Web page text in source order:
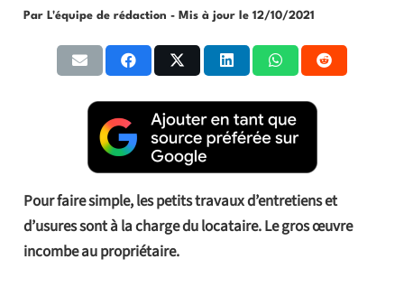
Par L'équipe de rédaction - Mis à jour le 12/10/2021
Pour faire simple, les petits travaux d’entretiens et
d’usures sont à la charge du locataire. Le gros œuvre
incombe au propriétaire.